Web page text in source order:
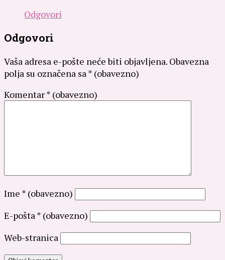
Odgovori
Odgovori
Vaša adresa e-pošte neće biti objavljena. Obavezna
polja su označena sa* (obavezno)
Komentar* (obavezno)
Ime * (obavezno)
E-pošta* (obavezno)
Web-stranica